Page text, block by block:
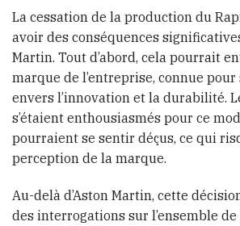
La cessation de la production du
avoir des conséquences
Martin. Tout d’abord, cela pourrait
marque de l’entreprise, connue
envers l’innovation et la durabilité.
s’étaient enthousiasmés pour ce
pourraient se sentir déçus, ce qui
perception de la marque.
Au-delà d’Aston Martin, cette
des interrogations sur l’ensemble